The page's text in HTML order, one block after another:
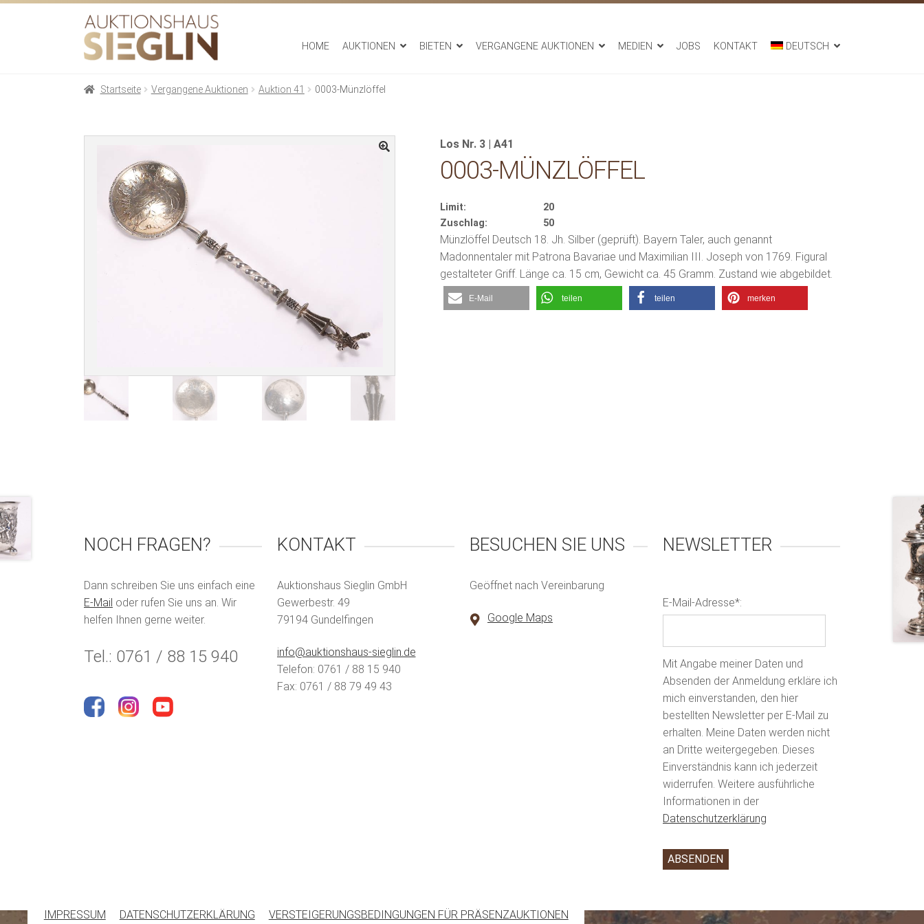
Zur
Navigation
springen
Zum
Inhalt
springen
HOME AUKTIONEN BIETEN VERGANGENE AUKTIONEN MEDIEN JOBS KONTAKT DEUTSCH
Startseite Vergangene Auktionen Auktion 41 0003-Münzlöffel
Los Nr. 3 | A41
0003-MÜNZLÖFFEL
Limit:
20
Zuschlag:
50
Münzlöffel Deutsch 18. Jh. Silber (geprüft). Bayern Taler, auch genannt
Madonnentaler mit Patrona Bavariae und Maximilian III. Joseph von 1769. Figural
gestalteter Griff. Länge ca. 15 cm, Gewicht ca. 45 Gramm. Zustand wie abgebildet.
E-Mail teilen teilen merken
NOCH FRAGEN?
Dann schreiben Sie uns einfach eine
E-Mail oder rufen Sie uns an. Wir
helfen Ihnen gerne weiter.
Tel.: 0761 / 88 15 940
KONTAKT
Auktionshaus Sieglin GmbH
Gewerbestr. 49
79194 Gundelfingen
info@auktionshaus-sieglin.de
Telefon: 0761 / 88 15 940
Fax: 0761 / 88 79 49 43
BESUCHEN SIE UNS
Geöffnet nach Vereinbarung
Google Maps
NEWSLETTER
E-Mail-Adresse*:
Mit Angabe meiner Daten und
Absenden der Anmeldung erkläre ich
mich einverstanden, den hier
bestellten Newsletter per E-Mail zu
erhalten. Meine Daten werden nicht
an Dritte weitergegeben. Dieses
Einverständnis kann ich jederzeit
widerrufen. Weitere ausführliche
Informationen in der
Datenschutzerklärung
IMPRESSUM DATENSCHUTZERKLÄRUNG VERSTEIGERUNGSBEDINGUNGEN FÜR PRÄSENZAUKTIONEN